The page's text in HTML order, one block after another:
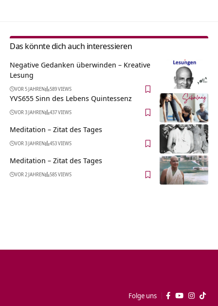
Das könnte dich auch interessieren
Negative Gedanken überwinden – Kreative
Lesung
VOR 5 JAHREN 589 VIEWS
YVS655 Sinn des Lebens Quintessenz
VOR 3 JAHREN 437 VIEWS
Meditation – Zitat des Tages
VOR 3 JAHREN 453 VIEWS
Meditation – Zitat des Tages
VOR 2 JAHREN 585 VIEWS
Folge uns